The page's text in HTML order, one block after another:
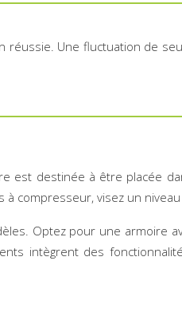
Une fluctuation de
est destinée à être placée
compresseur, visez un
Optez pour une armoire
intègrent des